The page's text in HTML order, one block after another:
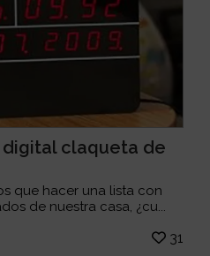
claqueta de
que hacer una lista con
de nuestra casa, ¿cu...
31